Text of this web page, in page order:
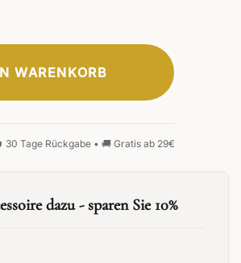
Menge
WARENKORB
dazu - sparen Sie 10%